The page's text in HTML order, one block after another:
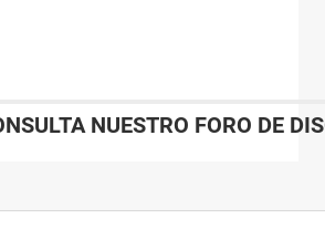
NUESTRO FORO DE